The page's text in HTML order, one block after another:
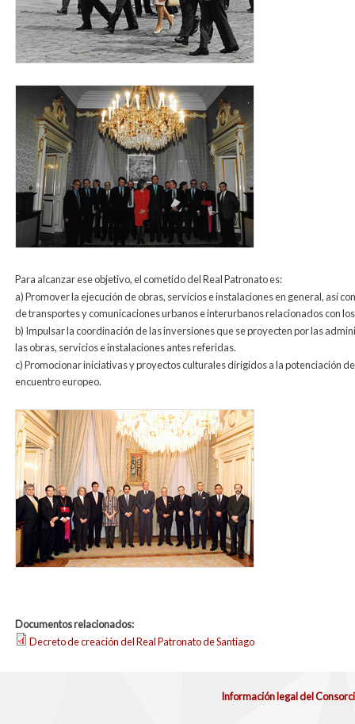
1995.jpg
Para alcanzar ese objetivo, el cometido del Real Patronato es:
a) Promover la ejecución de obras, servicios e instalaciones en general, así
de transportes y comunicaciones urbanos e interurbanos relacionados con
b) Impulsar la coordinación de las inversiones que se proyecten por las
las obras, servicios e instalaciones antes referidas.
c) Promocionar iniciativas y proyectos culturales dirigidos a la potenciación
encuentro europeo.
familia2003.jpg
Documentos relacionados:
Decreto de creación del Real Patronato de Santiago
Información legal del